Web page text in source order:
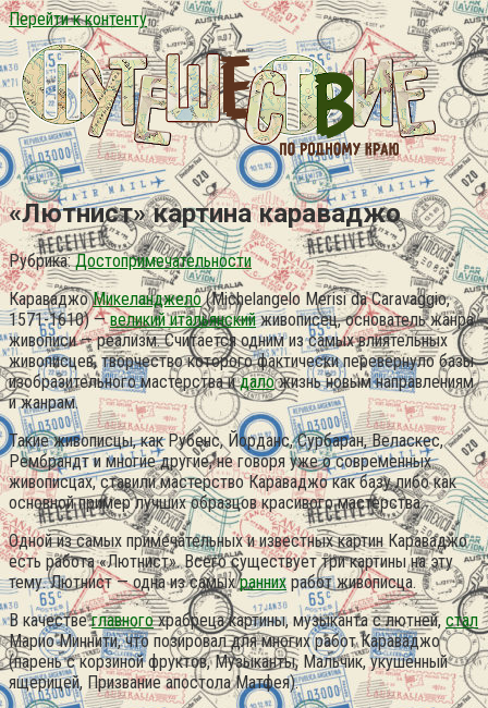
Перейти к контенту
«Лютнист» картина караваджо
Рубрика: Достопримечательности
КараваджоМикеланджело(Michelangelo Merisi da Caravaggio,
1571-1610) —великий итальянскийживописец, основатель жанра
живописи — реализм. Считается одним из самых влиятельных
живописцев, творчество которого фактически перевернуло базы
изобразительного мастерства идаложизнь новым направлениям
и жанрам.
Такие живописцы, как Рубенс, Йорданс, Сурбаран, Веласкес,
Рембрандт и многие другие, не говоря уже о современных
живописцах, ставили мастерство Караваджо как базу либо как
основной пример лучших образцов красивого мастерства.
Одной из самых примечательных и известных картин Караваджо
есть работа «Лютнист». Всего существует три картины на эту
тему. Лютнист — одна из самыхранних работ живописца.
В качествеглавногохрабреца картины, музыканта с лютней, стал
Марио Миннити, что позировал для многих работ Караваджо
(парень с корзиной фруктов, Музыканты, Мальчик, укушенный
ящерицей, Призвание апостола Матфея).